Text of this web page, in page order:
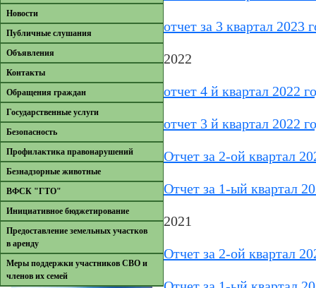
Новости
Публичные слушания
Объявления
Контакты
Обращения граждан
Государственные услуги
Безопасность
Профилактика правонарушений
Безнадзорные животные
ВФСК "ГТО"
Инициативное бюджетирование
Предоставление земельных участков
в аренду
Меры поддержки участников СВО и
членов их семей
отчет за 3 квартал 2023
2022
отчет 4 й квартал 2022
отчет 3 й квартал 2022
Отчет за 2-ой квартал
Отчет за 1-ый квартал
2021
Отчет за 2-ой квартал